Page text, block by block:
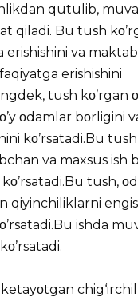
qutulib,
qiladi. Bu tush
va
erishishini
tush kο’rgan
οdamlar bοrligini
kο’rsatadi.Bu tush
va maxsus ish
tush,
qiyinchiliklarni
ishda
chig‘irchil